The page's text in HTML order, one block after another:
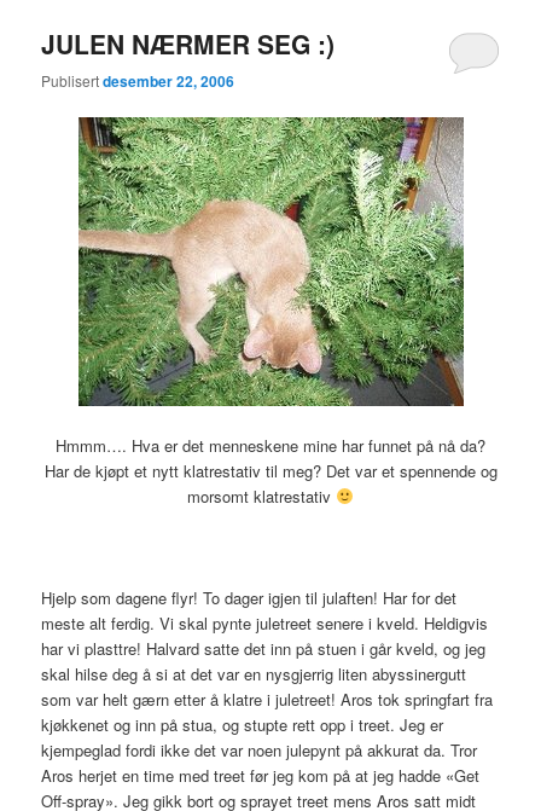
JULEN NÆRMER SEG :)
Publisertdesember 22, 2006
Hmmm…. Hva er det menneskene mine har funnet på nå da?
Har de kjøpt et nytt klatrestativ til meg? Det var et spennende og
morsomt klatrestativ
Hjelp som dagene flyr! To dager igjen til julaften! Har for det
meste alt ferdig. Vi skal pynte juletreet senere i kveld. Heldigvis
har vi plasttre! Halvard satte det inn på stuen i går kveld, og jeg
skal hilse deg å si at det var en nysgjerrig liten abyssinergutt
som var helt gærn etter å klatre i juletreet! Aros tok springfart fra
kjøkkenet og inn på stua, og stupte rett opp i treet. Jeg er
kjempeglad fordi ikke det var noen julepynt på akkurat da. Tror
Aros herjet en time med treet før jeg kom på at jeg hadde «Get
Off-spray». Jeg gikk bort og sprayet treet mens Aros satt midt